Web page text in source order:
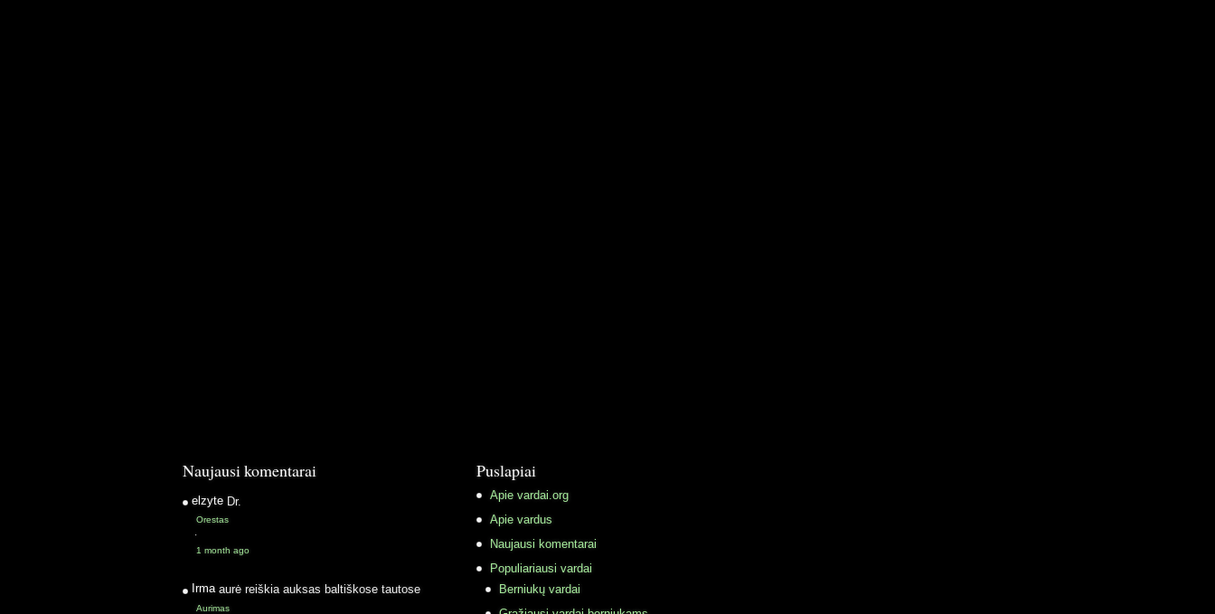
Naujausi komentarai
elzyte Dr.
Orestas
·
1 month ago
Irma aurė reiškia auksas baltiškose tautose
Aurimas
Puslapiai
Apie vardai.org
Apie vardus
Naujausi komentarai
Populiariausi vardai
Berniukų vardai